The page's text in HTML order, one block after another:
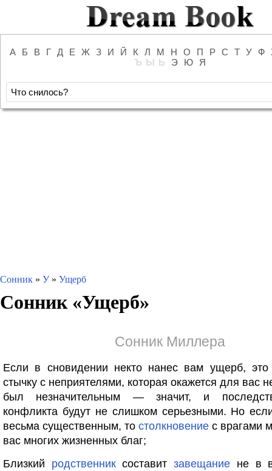
А Б В Г Д Е Ж З И Й К Л М Н О П Р С Т У Ф
Ъ Ы Ь Э Ю Я
Сонник » У» Ущерб
Сонник «Ущерб»
Сонник Миллера
Если в сновидении некто нанес вам ущерб, это
стычку с неприятелями, которая окажется для вас
был незначительным — значит, и
конфликта будут не слишком серьезными. Но
весьма существенным, то столкновение с врагами
вас многих жизненных благ;
Близкий родственниксоставитзавещание не в